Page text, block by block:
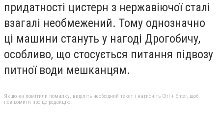
придатності цистерн з нержавіючої сталі
взагалі необмежений. Тому однозначно
ці машини стануть у нагоді Дрогобичу,
особливо, що стосується питання підвозу
питної води мешканцям.
Якщо ви помітили помилку, виділіть необхідний текст і натисніть Ctrl + Enter, щоб
повідомити про це редакцію